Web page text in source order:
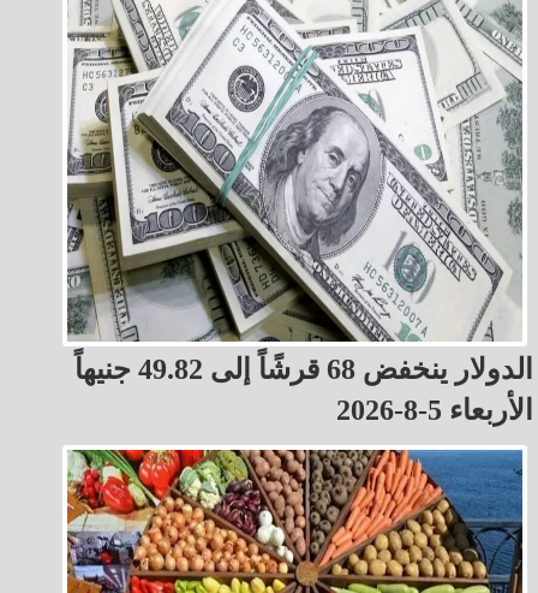
الدولار ينخفض 68 قرشًاً إلى 49.82 جنيهاً
الأربعاء 5-8-2026